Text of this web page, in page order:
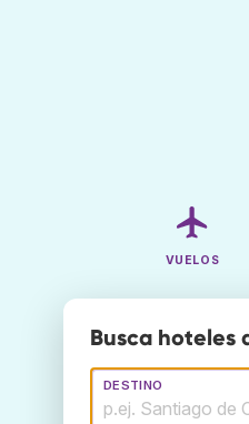
VUELOS
Busca hoteles
DESTINO